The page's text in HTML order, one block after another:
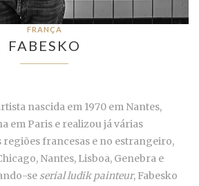
FRANÇA
FABESKO
nascida em 1970 em Nantes,
em Paris e realizou já várias
regiões francesas e no estrangeiro,
Nantes, Lisboa, Genebra e
se serial ludik painteur, Fabesko